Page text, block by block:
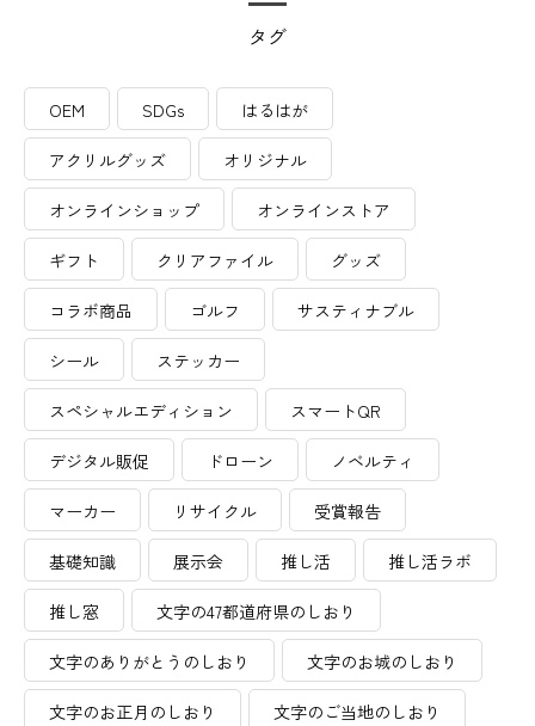
タグ
OEM SDGs はるはが
アクリルグッズ オリジナル
オンラインショップ オンラインストア
ギフト クリアファイル グッズ
コラボ商品 ゴルフ サスティナブル
シール ステッカー
スペシャルエディション スマートQR
デジタル販促 ドローン ノベルティ
マーカー リサイクル 受賞報告
基礎知識 展示会 推し活 推し活ラボ
推し窓 文字の47都道府県のしおり
文字のありがとうのしおり 文字のお城のしおり
文字のお正月のしおり 文字のご当地のしおり